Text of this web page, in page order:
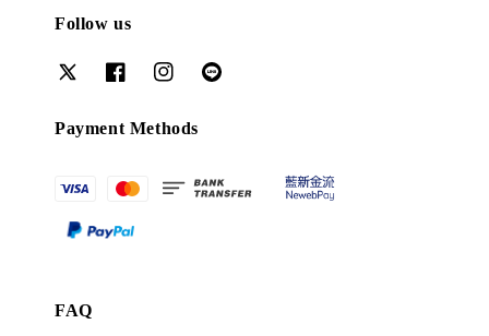
Follow us
Payment Methods
FAQ